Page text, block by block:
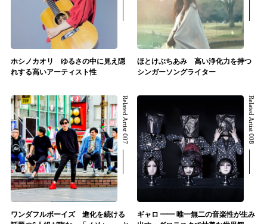
ホシノカオリ ゆるさの中に見え隠
れする高いアーティスト性
ほとけぶちあみ 高い浄化力を持つ
シンガーソングライター
Related Artist 007
ワンダフルボーイズ 進化を続ける
Related Artist 008
ギャロ ━━ 唯一無二の音楽性が生み